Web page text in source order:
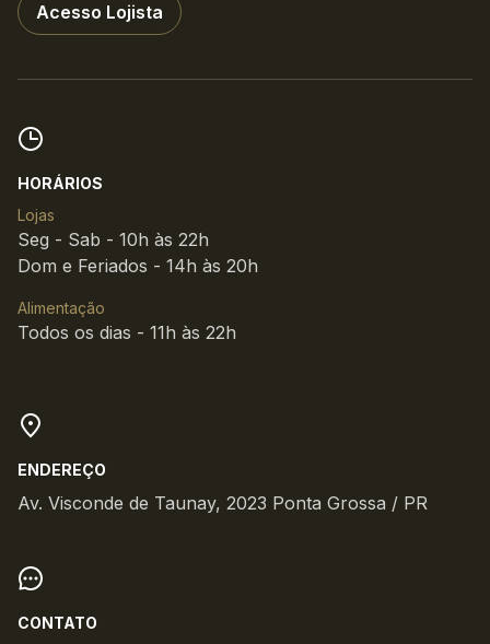
Acesso Lojista
HORÁRIOS
Lojas
Seg - Sab - 10h às 22h
Dom e Feriados - 14h às 20h
Alimentação
Todos os dias - 11h às 22h
ENDEREÇO
Av. Visconde de Taunay, 2023 Ponta Grossa / PR
CONTATO